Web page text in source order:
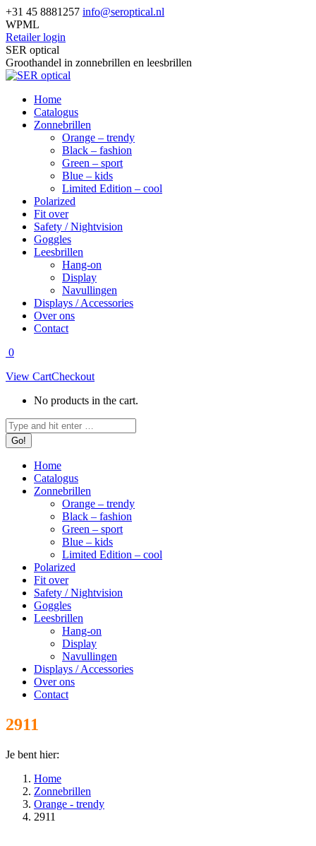
Skip
to
content
+31 45 8881257 info@seroptical.nl
WPML
Retailer login
Facebook
page
opens
new
window
SER optical
Groothandel in zonnebrillen en leesbrillen
Home
Catalogus
Zonnebrillen
Orange – trendy
Black – fashion
Green – sport
Blue – kids
Limited Edition – cool
Polarized
Fit over
Safety / Nightvision
Goggles
Leesbrillen
Hang-on
Display
Navullingen
Displays / Accessories
Over ons
Contact
0
View CartCheckout
No products in the cart.
Search:
Home
Catalogus
Zonnebrillen
Orange – trendy
Black – fashion
Green – sport
Blue – kids
Limited Edition – cool
Polarized
Fit over
Safety / Nightvision
Goggles
Leesbrillen
Hang-on
Display
Navullingen
Displays / Accessories
Over ons
Contact
2911
Je bent hier:
Home
Zonnebrillen
Orange - trendy
2911